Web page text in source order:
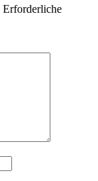
Erforderliche